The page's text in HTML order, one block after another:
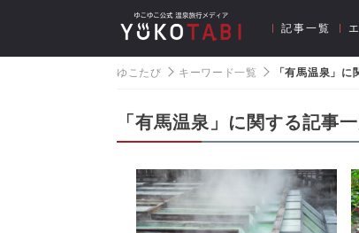
記事一覧
ゆこたび キーワード一覧 「有馬温泉」
「有馬温泉」に関する記事